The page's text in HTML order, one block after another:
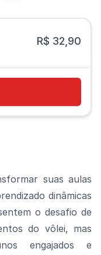
R$ 32,90
suas aulas
dinâmicas
o desafio de
do vôlei, mas
engajados e